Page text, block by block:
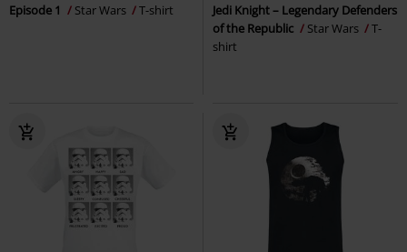
Episode 1 Star Wars T-shirt
Jedi Knight – Legendary Defenders
of the Republic
Star Wars
T-
shirt